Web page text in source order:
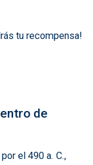
tu recompensa!
de
el 490 a. C.,